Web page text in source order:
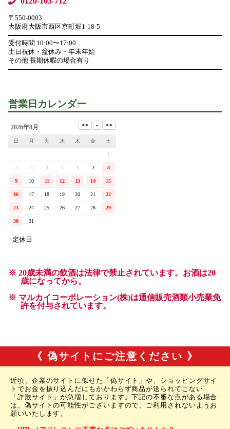
《 偽サイトにご注意ください 》
近頃、企業のサイトに似せた「偽サイト」や、ショッピングサイ
トでお金を振り込んだにもかかわらず商品が送られてこない
「詐欺サイト」が急増しております。下記の不審な点がある場合
は、偽サイトの可能性がございますので、ご利用されないようお
願いいたします。